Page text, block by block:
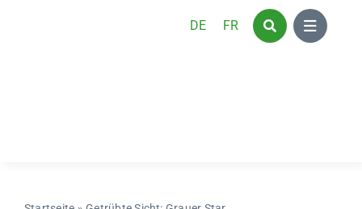
DE FR